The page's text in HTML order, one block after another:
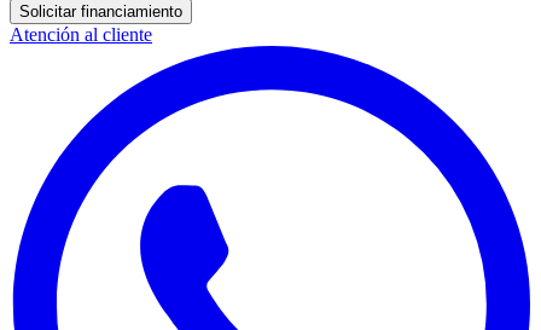
Solicitar financiamiento
Atención al cliente